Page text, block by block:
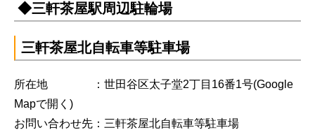
◆三軒茶屋駅周辺駐輪場
三軒茶屋北自転車等駐車場
所在地 ：世田谷区太子堂2丁目16番1号(Google
Mapで開く)
お問い合わせ先：三軒茶屋北自転車等駐車場